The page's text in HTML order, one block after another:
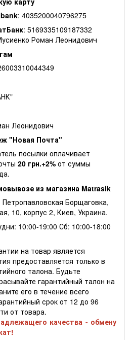
: 4035200040796275
: 5169335109187332
Роман Леонидович
Леонидович
"Новая Почта"
посылки оплачивает
20 грн.+2% от суммы
из магазина Matrasik
Борщаговка,
10, корпус 2, Киев, Украина.
10:00-19:00 Сб: 10:00-18:00
на товар является
предоставляется только в
талона. Будьте
гарантийный талон на
его в течение всего
срок от 12 до 96
от товара.
качества - обмену